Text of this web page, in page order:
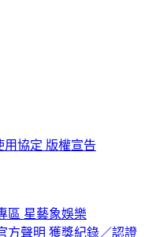
用協定 版權宣告
區 星藝象娛樂
方聲明 獲獎紀錄／認證